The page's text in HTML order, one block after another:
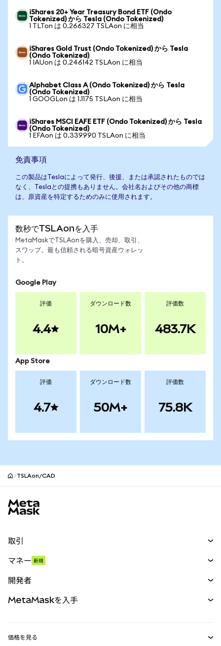
iShares 20+ Year Treasury Bond ETF (Ondo
Tokenized) から Tesla (Ondo Tokenized)
1 TLTon は 0.266327 TSLAon に相当
iShares Gold Trust (Ondo Tokenized) から Tesla
(Ondo Tokenized)
1 IAUon は 0.246142 TSLAon に相当
Alphabet Class A (Ondo Tokenized) から Tesla
(Ondo Tokenized)
1 GOOGLon は 1.1175 TSLAon に相当
iShares MSCI EAFE ETF (Ondo Tokenized) から Tesla
(Ondo Tokenized)
1 EFAon は 0.339990 TSLAon に相当
免責事項
この製品はTeslaによって発行、後援、または承認されたものでは
なく、Teslaとの提携もありません。会社名およびその他の商標
は、原資産を特定するためのみに使用されます。
数秒でTSLAonを入手
MetaMaskでTSLAonを購入、売却、取引、
スワップ。最も信頼される暗号資産ウォレッ
ト。
Google Play
評価
4.4
ダウンロード数
10M+
評価数
483.7K
App Store
評価
4.7
ダウンロード数
50M+
評価数
75.8K
TSLAon/CAD
取引
パーペチュアル
RWA
マネー 新規
開発者
MetaMaskを入手
価格を見る